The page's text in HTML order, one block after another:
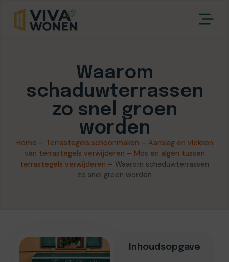
Waarom
schaduwterrassen
zo snel groen
worden
Home – Terrastegels schoonmaken – Aanslag en vlekken
van terrastegels verwijderen – Mos en algen tussen
terrastegels verwijderen – Waarom schaduwterrassen
zo snel groen worden
Inhoudsopgave